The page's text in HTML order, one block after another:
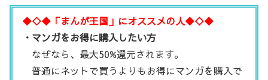
◆◇◆「まんが王国」にオススメの人◆◇◆
・マンガをお得に購入したい方
なぜなら、最大50%還元されます。
普通にネットで買うよりもお得にマンガを購入で